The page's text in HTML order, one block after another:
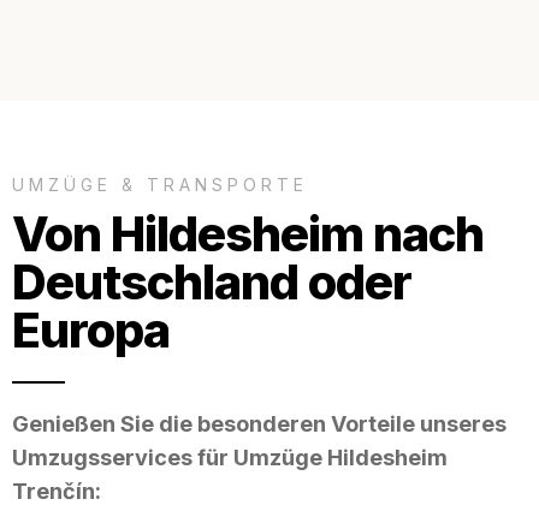
UMZÜGE & TRANSPORTE
Von Hildesheim nach
Deutschland oder
Europa
Genießen Sie die besonderen Vorteile unseres
Umzugsservices für Umzüge Hildesheim
Trenčín: